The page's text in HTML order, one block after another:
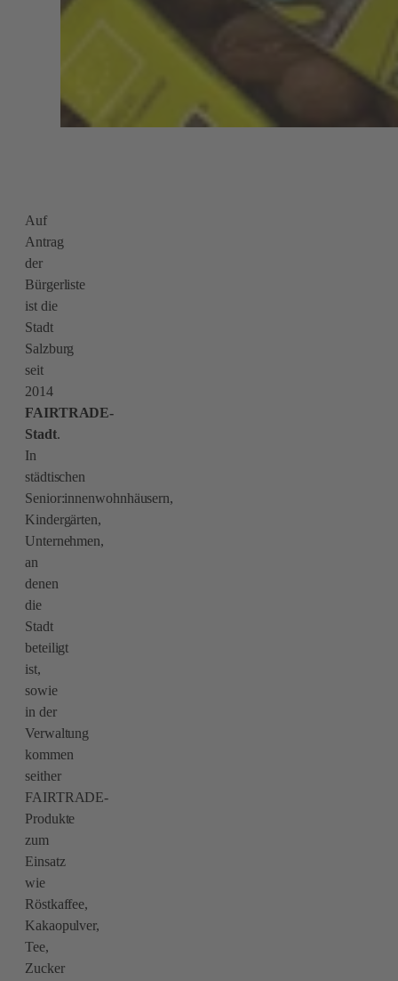
Auf
Antrag
der
Bürgerliste
ist die
Stadt
Salzburg
seit
2014
FAIRTRADE-
Stadt.
In
städtischen
Senior:innenwohnhäusern,
Kindergärten,
Unternehmen,
an
denen
die
Stadt
beteiligt
ist,
sowie
in der
Verwaltung
kommen
seither
FAIRTRADE-
Produkte
zum
Einsatz
wie
Röstkaffee,
Kakaopulver,
Tee,
Zucker